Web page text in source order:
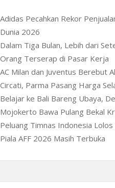
Adidas Pecahkan Rekor
Dunia 2026
Dalam Tiga Bulan, Lebih dari
Orang Terserap di Pasar Kerja
AC Milan dan Juventus Berebut
Circati, Parma Pasang Harga
Belajar ke Bali Bareng Ubaya,
Mojokerto Bawa Pulang Bekal
Peluang Timnas Indonesia Lolos
Piala AFF 2026 Masih Terbuka